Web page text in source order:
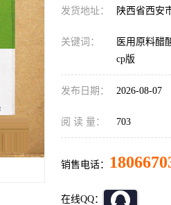
发货地址： 陕西省西安
关键词：
医用原料醋
cp版
发布日期： 2026-08-07
阅 读 量： 703
销售电话：
在线QQ：